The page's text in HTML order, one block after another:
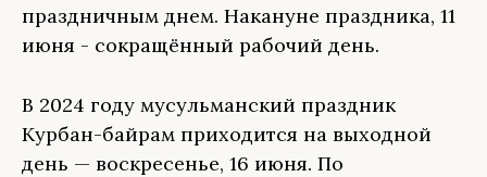
праздничным днем. Накануне праздника, 11
июня - сокращённый рабочий день.
В 2024 году мусульманский праздник
Курбан-байрам приходится на выходной
день — воскресенье, 16 июня. По